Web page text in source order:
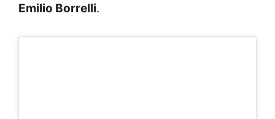
Emilio Borrelli.